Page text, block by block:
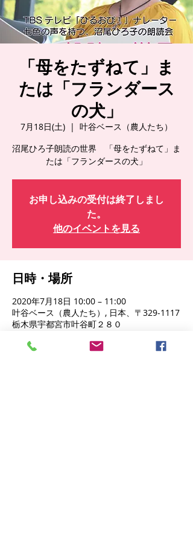
「母をたずねて」ま
たは「フランダース
の犬」
7月18日(土)
  |
叶谷ベース（農人たち）
沼尾ひろ子朗読の世界 「母をたずねて」ま
たは「フランダースの犬」
お申し込みの受付は終了しまし
た。
他のイベントを見る
日時・場所
2020年7月18日 10:00 – 11:00
叶谷ベース（農人たち）, 日本、〒329-1117
栃木県宇都宮市叶谷町２８０